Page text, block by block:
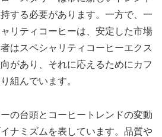
する必要があります。一方で、一
リティコーヒーは、安定した市場
はスペシャリティコーヒーエクス
があり、それに応えるためにカフ
組んでいます。
の台頭とコーヒートレンドの変動
ナミズムを表しています。品質や